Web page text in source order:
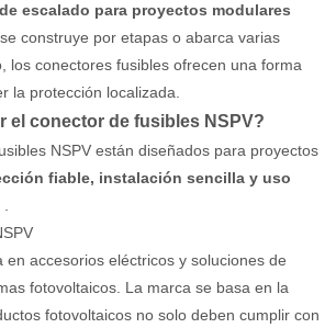
escalado para proyectos modulares
construye por etapas o abarca varias
los conectores fusibles ofrecen una forma
la protección localizada.
el conector de fusibles NSPV?
NSPV están diseñados para proyectos
fiable, instalación sencilla y uso
.
en accesorios eléctricos y soluciones de
fotovoltaicos. La marca se basa en la
fotovoltaicos no solo deben cumplir con